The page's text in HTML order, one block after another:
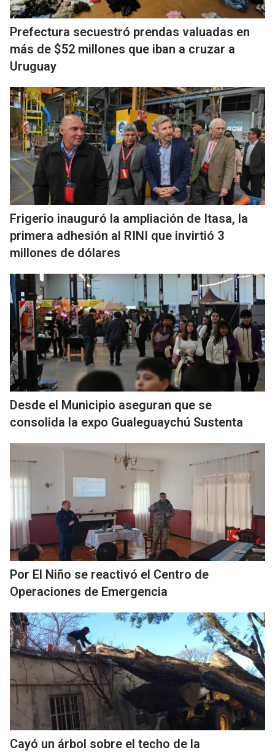
Prefectura secuestró prendas valuadas en
más de $52 millones que iban a cruzar a
Uruguay
Frigerio inauguró la ampliación de Itasa, la
primera adhesión al RINI que invirtió 3
millones de dólares
Desde el Municipio aseguran que se
consolida la expo Gualeguaychú Sustenta
Por El Niño se reactivó el Centro de
Operaciones de Emergencia
Cayó un árbol sobre el techo de la